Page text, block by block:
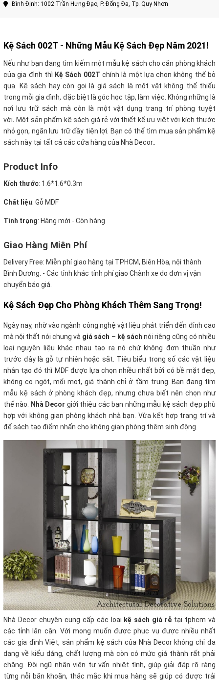
Bình Định: 1002 Trần Hưng Đạo, P. Đống Đa, Tp. Quy Nhơn
Kệ Sách 002T - Những Mẫu Kệ Sách Đẹp Năm 2021!
Nếu như bạn đang tìm kiếm một mẫu kệ sách cho căn phòng khách
của gia đình thì Kệ Sách 002T chính là một lựa chọn không thể bỏ
qua. Kệ sách hay còn gọi là giá sách là một vật không thể thiếu
trong mỗi gia đình, đặc biệt là góc học tập, làm việc. Không những là
nơi lưu trữ sách mà còn là một vật dụng trang trí phòng tuyệt
vời. Một sản phẩm kệ sách giá rẻ với thiết kế ưu việt với kích thước
nhỏ gọn, ngăn lưu trữ đầy tiện lợi. Bạn có thể tìm mua sản phẩm kệ
sách này tại tất cả các cửa hàng của Nhà Decor..
Product Info
Kích thước: 1.6*1.6*0.3m
Chất liệu: Gỗ MDF
Tình trạng: Hàng mới - Còn hàng
Giao Hàng Miễn Phí
Delivery Free: Miễn phí giao hàng tại TPHCM, Biên Hòa, nội thành
Bình Dương. - Các tỉnh khác tính phí giao Chành xe do đơn vị vận
chuyển báo giá.
Kệ Sách Đẹp Cho Phòng Khách Thêm Sang Trọng!
Ngày nay, nhờ vào ngành công nghệ vật liệu phát triển đến đỉnh cao
mà nội thất nói chung và giá sách – kệ sách nói riêng cũng có nhiều
loại nguyên liệu khác nhau tạo ra nó chứ không đơn thuần như
trước đây là gỗ tự nhiên hoặc sắt. Tiêu biểu trong số các vật liệu
nhân tạo đó thì MDF được lựa chọn nhiều nhất bởi có bề mặt đẹp,
không co ngót, mối mọt, giá thành chỉ ở tầm trung. Bạn đang tìm
mẫu kệ sách ở phòng khách đẹp, nhưng chưa biết nên chọn như
thế nào. Nhà Decor giới thiệu các bạn những mẫu kệ sách đẹp phù
hợp với không gian phòng khách nhà bạn. Vừa kết hợp trang trí và
để sách tạo điểm nhấn cho không gian phòng thêm sinh động.
Nhà Decor chuyên cung cấp các loại kệ sách giá rẻ tại tphcm và
các tỉnh lân cận. Với mong muốn được phục vụ được nhiều nhất
các gia đình Việt, sản phẩm kệ sách của Nhà Decor không chỉ đa
dạng về kiểu dáng, chất lượng mà còn có mức giá thành rất phải
chăng. Đội ngũ nhân viên tư vấn nhiệt tình, giúp giải đáp rõ ràng
từng nỗi băn khoăn, thắc mắc khi mua hàng sẽ giúp có được trải